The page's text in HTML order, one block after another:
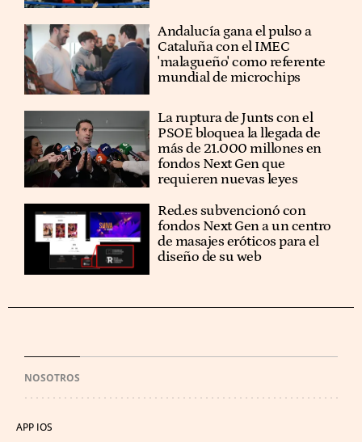
Andalucía gana el pulso a
Cataluña con el IMEC
'malagueño' como referente
mundial de microchips
La ruptura de Junts con el
PSOE bloquea la llegada de
más de 21.000 millones en
fondos Next Gen que
requieren nuevas leyes
Red.es subvencionó con
fondos Next Gen a un centro
de masajes eróticos para el
diseño de su web
NOSOTROS
APP IOS